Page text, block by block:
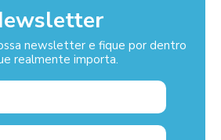
newsletter e fique por dentro
realmente importa.